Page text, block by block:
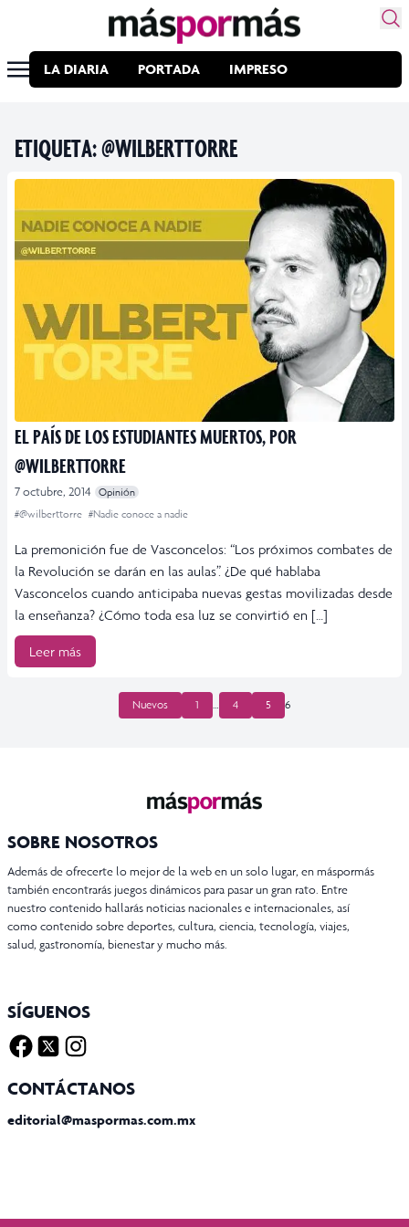
LA DIARIA PORTADA IMPRESO
ETIQUETA:@WILBERTTORRE
EL PAÍS DE LOS ESTUDIANTES MUERTOS, POR
@WILBERTTORRE
7 octubre, 2014
Opinión
#@wilberttorre #Nadie conoce a nadie
La premonición fue de Vasconcelos: “Los próximos combates de
la Revolución se darán en las aulas”. ¿De qué hablaba
Vasconcelos cuando anticipaba nuevas gestas movilizadas desde
la enseñanza? ¿Cómo toda esa luz se convirtió en […]
Leer más
Nuevos 1 … 4 5 6
SOBRE NOSOTROS
Además de ofrecerte lo mejor de la web en un solo lugar, en máspormás
también encontrarás juegos dinámicos para pasar un gran rato. Entre
nuestro contenido hallarás noticias nacionales e internacionales, así
como contenido sobre deportes, cultura, ciencia, tecnología, viajes,
salud, gastronomía, bienestar y mucho más.
SÍGUENOS
CONTÁCTANOS
editorial@maspormas.com.mx